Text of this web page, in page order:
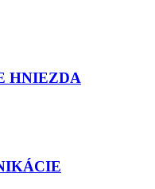
HNIEZDA